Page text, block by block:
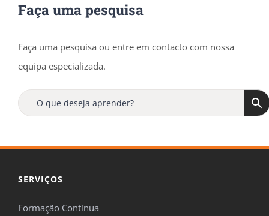
Faça uma pesquisa
Faça uma pesquisa ou entre em contacto com nossa
equipa especializada.
SERVIÇOS
Formação Contínua